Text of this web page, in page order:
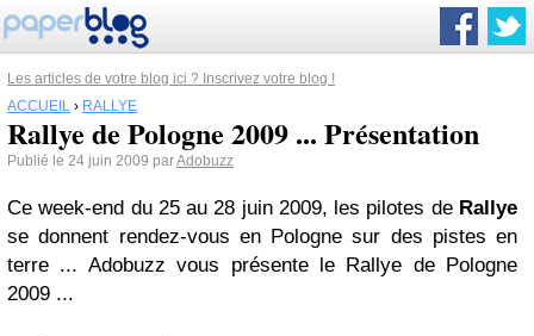
Les articles de votre blog ici ? Inscrivez votre blog !
ACCUEIL › RALLYE
Rallye de Pologne 2009 ... Présentation
Publié le 24 juin 2009 parAdobuzz
Ce week-end du 25 au 28 juin 2009, les pilotes de Rallye
se donnent rendez-vous en Pologne sur des pistes en
terre ... Adobuzz vous présente le Rallye de Pologne
2009 ...